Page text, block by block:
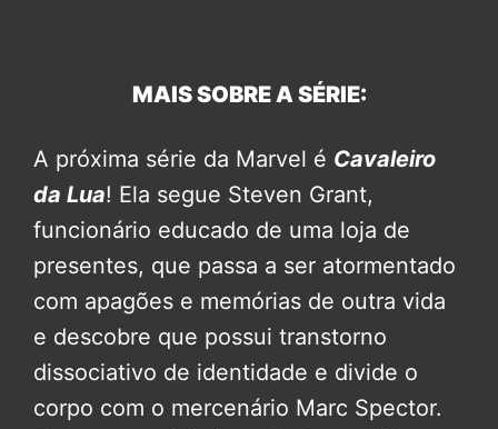
MAIS SOBRE A SÉRIE:
A próxima série da Marvel é Cavaleiro
da Lua! Ela segue Steven Grant,
funcionário educado de uma loja de
presentes, que passa a ser atormentado
com apagões e memórias de outra vida
e descobre que possui transtorno
dissociativo de identidade e divide o
corpo com o mercenário Marc Spector.